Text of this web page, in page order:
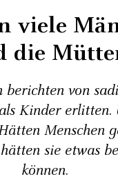
viele
die
berichten von
Kinder ­erlitten.
Menschen
sie etwas
können.